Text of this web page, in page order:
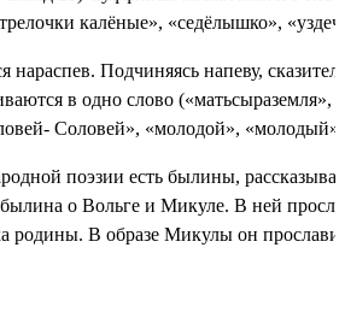
калёные», «седёлышко»,
нараспев. Подчиняясь напеву,
в одно слово
Соловей», «молодой», «молодый»,
поэзии есть былины,
о Вольге и Микуле. В ней
родины. В образе Микулы он